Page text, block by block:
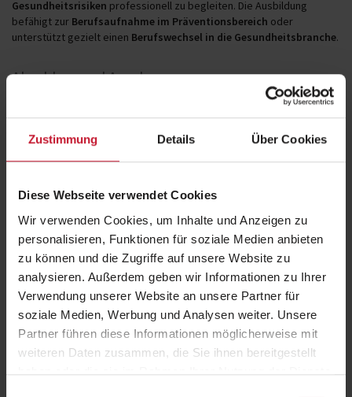
Zustimmung Details Über Cookies
Diese Webseite verwendet Cookies
Wir verwenden Cookies, um Inhalte und Anzeigen zu
personalisieren, Funktionen für soziale Medien anbieten
zu können und die Zugriffe auf unsere Website zu
analysieren. Außerdem geben wir Informationen zu Ihrer
Verwendung unserer Website an unsere Partner für
soziale Medien, Werbung und Analysen weiter. Unsere
Partner führen diese Informationen möglicherweise mit
weiteren Daten zusammen, die Sie ihnen bereitgestellt
haben oder die sie im Rahmen Ihrer Nutzung der Dienste
Gesundheitsrisiken professionell zu begleiten. Die Ausbildung
befähigt zur Berufsaufnahme im Präventionsbereich oder
unterstützt gezielt einen Berufswechsel in die Gesundheitsbranche.
Abschluss und Anerkennung
Nach erfolgreichem Abschluss erhalten die Absolventinnen und
Absolventen den Titel:
Bewegungsexperte Prävention
Damit erfüllt die Qualifikation zentrale Voraussetzungen für die Arbeit
Aufbau, Dauer und Prüfungsform
Die Ausbildung ist praxisnah und flexibel gestaltet:
Dauer:12 Monate
Präsenzphase:
22 Tage
Abschlussprüfung:1 Tag